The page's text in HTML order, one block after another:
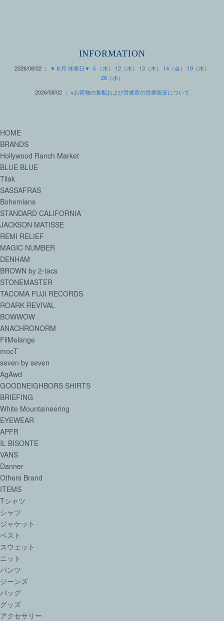
INFORMATION
2026/08/02 ：
▼８月 休業日▼ ５（水） 12（水） 13（木） 14（金） 19（水）
26（水）
2026/08/02 ： ※お荷物の集配および営業所の営業状況について
HOME
BRANDS
Hollywood Ranch Market
BLUE BLUE
Tilak
SASSAFRAS
Bohemians
STANDARD CALIFORNIA
JACKSON MATISSE
REMI RELIEF
MAGIC NUMBER
DENHAM
BROWN by 2-tacs
STONEMASTER
TACOMA FUJI RECORDS
ROARK REVIVAL
BOWWOW
ANACHRONORM
FilMelange
mocT
seven by seven
AgAwd
GOODNEIGHBORS SHIRTS
BRIEFING
White Mountaineering
EYEWEAR
APFR
IL BISONTE
VANS
Danner
Others Brand
ITEMS
Tシャツ
シャツ
ジャケット
ベスト
スウェット
ニット
パンツ
ジーンズ
バッグ
グッズ
アクセサリー